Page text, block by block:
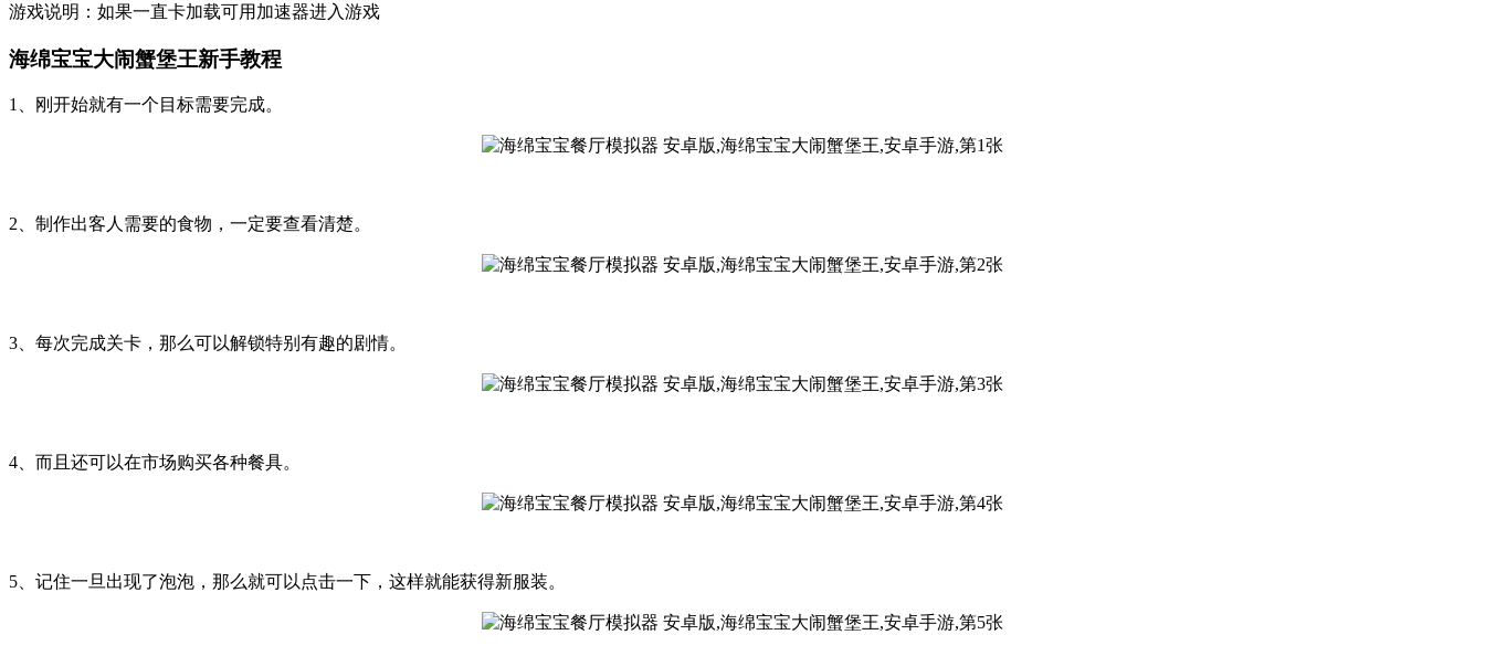
游戏说明：如果一直卡加载可用加速器进入游戏
海绵宝宝大闹蟹堡王新手教程
1、刚开始就有一个目标需要完成。
2、制作出客人需要的食物，一定要查看清楚。
3、每次完成关卡，那么可以解锁特别有趣的剧情。
4、而且还可以在市场购买各种餐具。
5、记住一旦出现了泡泡，那么就可以点击一下，这样就能获得新服装。